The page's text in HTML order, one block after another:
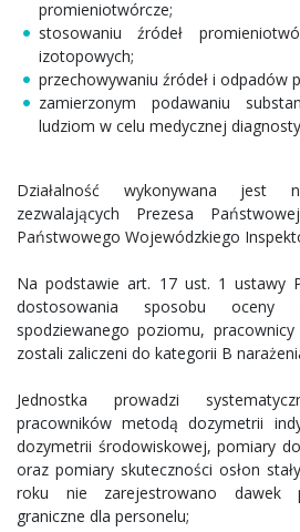
promieniotwórcze;
stosowaniu źródeł
izotopowych;
przechowywaniu źródeł i odpadów
zamierzonym podawaniu
ludziom w celu medycznej
Działalność wykonywana jest
zezwalających Prezesa
Państwowego Wojewódzkiego
Na podstawie art. 17 ust. 1 ustawy
dostosowania sposobu
spodziewanego poziomu,
zostali zaliczeni do kategorii B
Jednostka prowadzi
pracowników metodą dozymetrii
dozymetrii środowiskowej, pomiary
oraz pomiary skuteczności osłon
roku nie zarejestrowano dawek
graniczne dla personelu;